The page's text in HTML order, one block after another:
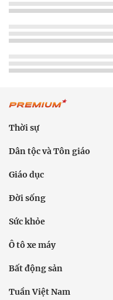
Thời sự
Dân tộc và Tôn giáo
Giáo dục
Đời sống
Sức khỏe
Ô tô xe máy
Bất động sản
Tuần Việt Nam